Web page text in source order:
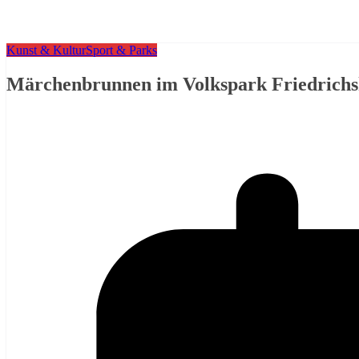
Kunst & KulturSport & Parks
Märchenbrunnen im Volkspark